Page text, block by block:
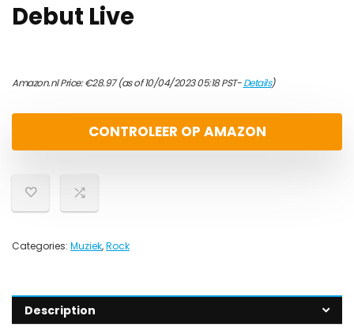
Debut Live
Amazon.nl Price:€28.97(as of 10/04/2023 05:18 PST-Details)
CONTROLEER OP AMAZON
Categories: Muziek,Rock
Description